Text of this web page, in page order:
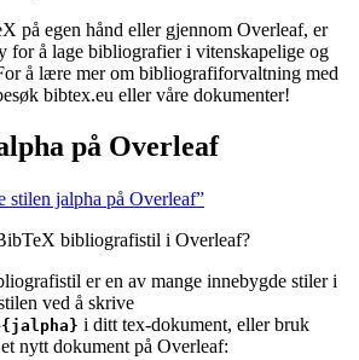
på egen hånd eller gjennom Overleaf, er
for å lage bibliografier i vitenskapelige og
å lære mer om bibliografiforvaltning med
bibtex.eu eller våre dokumenter!
på Overleaf
stilen jalpha på Overleaf”
bibliografistil i Overleaf?
er en av mange innebygde stiler i
ved å skrive
i ditt tex-dokument, eller bruk
nytt dokument på Overleaf: